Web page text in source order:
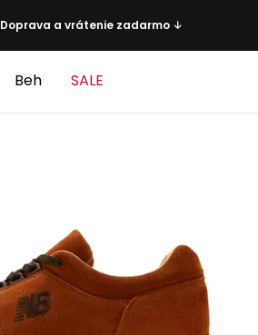
Doprava a vrátenie zadarmo ↓
Beh SALE